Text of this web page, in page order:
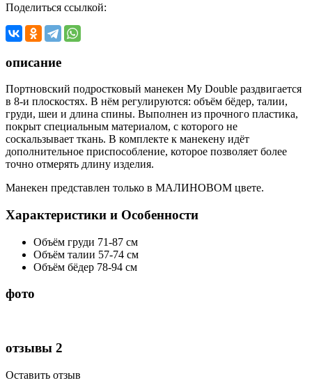
Поделиться ссылкой:
описание
Портновский подростковый манекен My Double раздвигается
в 8-и плоскостях. В нём регулируются: объём бёдер, талии,
груди, шеи и длина спины. Выполнен из прочного пластика,
покрыт специальным материалом, с которого не
соскальзывает ткань. В комплекте к манекену идёт
дополнительное приспособление, которое позволяет более
точно отмерять длину изделия.
Манекен представлен только в МАЛИНОВОМ цвете.
Характеристики и Особенности
Объём груди 71-87 см
Объём талии 57-74 см
Объём бёдер 78-94 см
фото
отзывы 2
Оставить отзыв